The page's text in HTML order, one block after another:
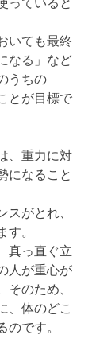
っていると
いても最終
なる」など
うちの
とが目標で
、重力に対
になること
スがとれ、
す。
真っ直ぐ立
人が重心が
そのため、
、体のどこ
のです。